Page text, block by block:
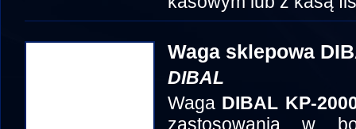
Waga sklepowa
DIBAL
Waga DIBAL KP-
zastosowania w